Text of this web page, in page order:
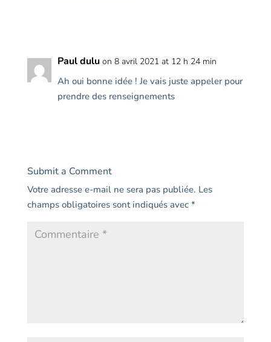
Paul dulu on 8 avril 2021 at 12 h 24 min
Ah oui bonne idée ! Je vais juste appeler pour
prendre des renseignements
Submit a Comment
Votre adresse e-mail ne sera pas publiée. Les
champs obligatoires sont indiqués avec *